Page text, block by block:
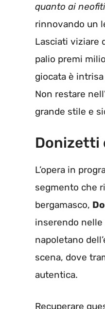
quanto ai
rinnovando un
Lasciati viziare
palio premi
giocata è
Non restare
grande stile e
Donizetti
L’opera in
segmento che
bergamasco,
inserendo nelle
napoletano
scena, dove
autentica.
Recuperare